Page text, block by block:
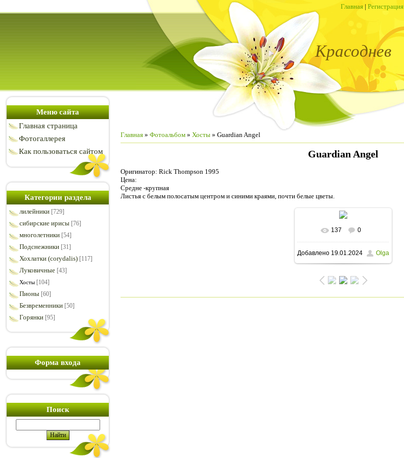
Главная | Регистрация
Красоднев
Меню сайта
Главная страница
Фотогаллерея
Как пользоваться сайтом
Категории раздела
лилейники [729]
сибирские ирисы [76]
многолетники [54]
Подснежники [31]
Хохлатки (corydalis) [117]
Луковичные [43]
Хосты [104]
Пионы [60]
Безвременники [50]
Горянки [95]
Форма входа
Поиск
Главная » Фотоальбом » Хосты » Guardian Angel
Guardian Angel
Оригинатор: Rick Thompson 1995
Цена:
Средне -крупная
Листья с белым полосатым центром и синими краями, почти белые цветы.
В реальном размере
768x1024/ 148.9Kb
137 0
Добавлено 19.01.2024 Olga